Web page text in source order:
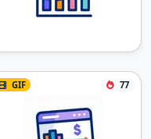
GIF 77